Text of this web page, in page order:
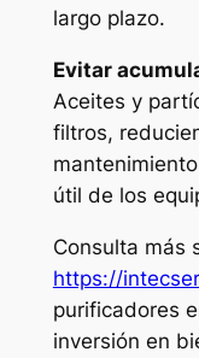
largo plazo.
Evitar
Aceites y
filtros,
útil de los
Consulta más
https://
purificadores
inversión en